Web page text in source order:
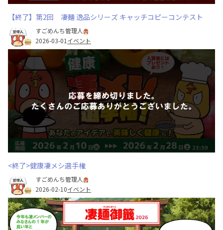
【終了】第2回 凄麺 逸品シリーズ キャッチコピーコンテスト
すごめんち管理人
2026-03-01 イベント
<終了>健康凄メシ選手権
すごめんち管理人
2026-02-10イベント